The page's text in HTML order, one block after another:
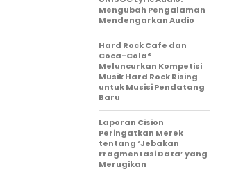
Mengubah Pengalaman
Mendengarkan Audio
Hard Rock Cafe dan
Coca-Cola®
Meluncurkan Kompetisi
Musik Hard Rock Rising
untuk Musisi Pendatang
Baru
Laporan Cision
Peringatkan Merek
tentang ‘Jebakan
Fragmentasi Data’ yang
Merugikan